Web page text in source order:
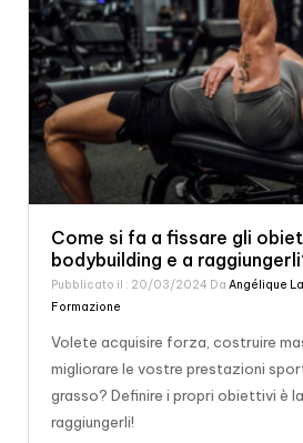
Come si fa a fissare gli
bodybuilding e a
Pubblicato il : 20/03/2024 Da Angélique
Formazione
Volete acquisire forza, costruire
migliorare le vostre prestazioni
grasso? Definire i propri obiettivi è
raggiungerli!